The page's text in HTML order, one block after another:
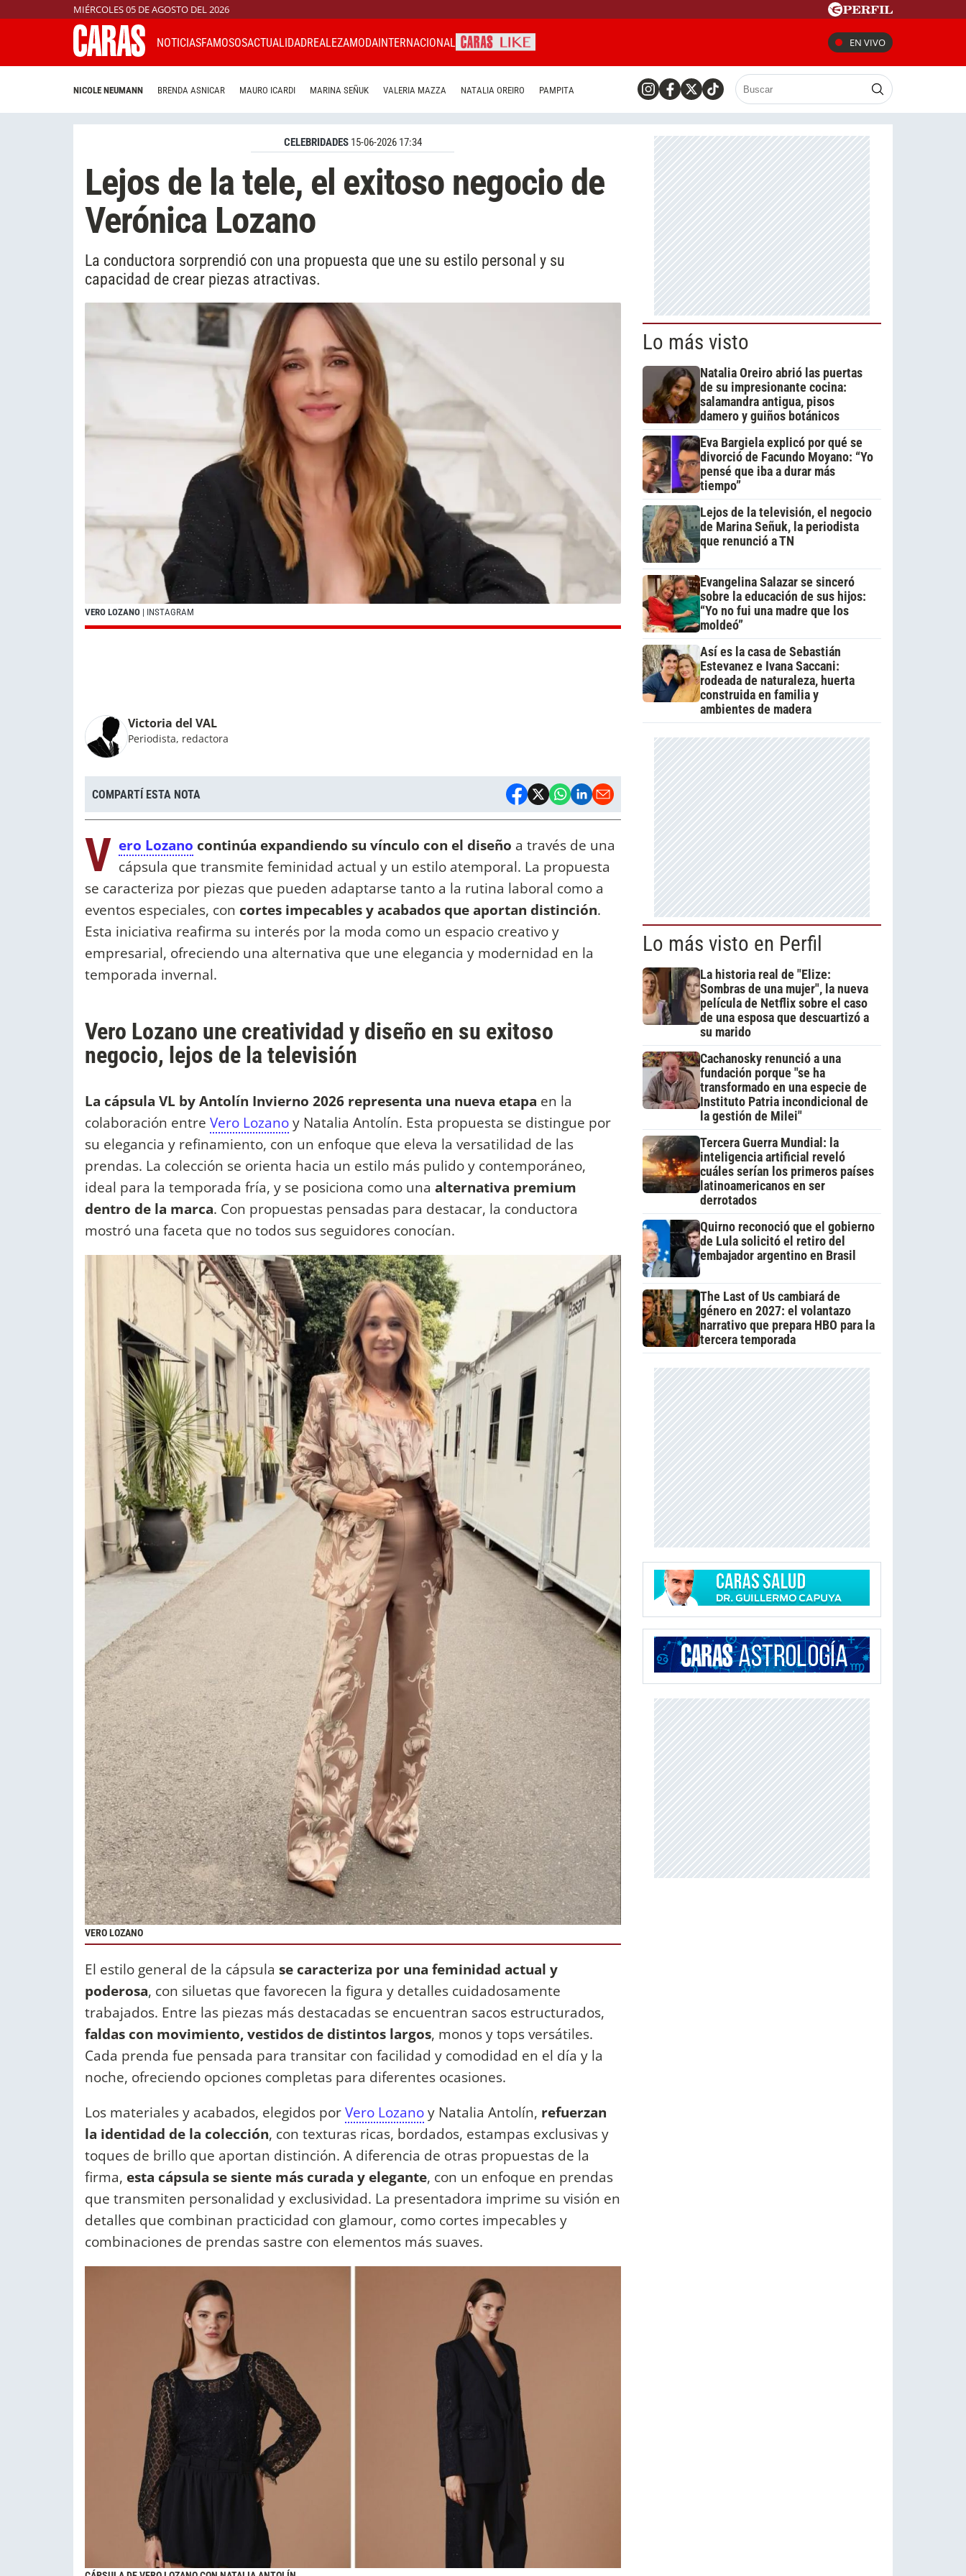
MIÉRCOLES 05 DE AGOSTO DEL 2026
NOTICIASFAMOSOSACTUALIDADREALEZAMODAINTERNACIONAL EN VIVO
NICOLE NEUMANN BRENDA ASNICAR MAURO ICARDI MARINA SEÑUK VALERIA MAZZA NATALIA OREIRO PAMPITA
CELEBRIDADES 15-06-2026 17:34
Lejos de la tele, el exitoso negocio de
Verónica Lozano
La conductora sorprendió con una propuesta que une su estilo personal y su
capacidad de crear piezas atractivas.
VERO LOZANO | INSTAGRAM
Victoria del VAL
Periodista, redactora
COMPARTÍ ESTA NOTA
V ero Lozano continúa expandiendo su vínculo con el diseño a través de una
cápsula que transmite feminidad actual y un estilo atemporal. La propuesta
se caracteriza por piezas que pueden adaptarse tanto a la rutina laboral como a
eventos especiales, con cortes impecables y acabados que aportan distinción.
Esta iniciativa reafirma su interés por la moda como un espacio creativo y
empresarial, ofreciendo una alternativa que une elegancia y modernidad en la
temporada invernal.
Vero Lozano une creatividad y diseño en su exitoso
negocio, lejos de la televisión
La cápsula VL by Antolín Invierno 2026 representa una nueva etapa en la
colaboración entre Vero Lozanoy Natalia Antolín. Esta propuesta se distingue por
su elegancia y refinamiento, con un enfoque que eleva la versatilidad de las
prendas. La colección se orienta hacia un estilo más pulido y contemporáneo,
ideal para la temporada fría, y se posiciona como una alternativa premium
dentro de la marca. Con propuestas pensadas para destacar, la conductora
mostró una faceta que no todos sus seguidores conocían.
VERO LOZANO
El estilo general de la cápsula se caracteriza por una feminidad actual y
poderosa, con siluetas que favorecen la figura y detalles cuidadosamente
trabajados. Entre las piezas más destacadas se encuentran sacos estructurados,
faldas con movimiento, vestidos de distintos largos, monos y tops versátiles.
Cada prenda fue pensada para transitar con facilidad y comodidad en el día y la
noche, ofreciendo opciones completas para diferentes ocasiones.
Los materiales y acabados, elegidos porVero Lozanoy Natalia Antolín, refuerzan
la identidad de la colección, con texturas ricas, bordados, estampas exclusivas y
toques de brillo que aportan distinción. A diferencia de otras propuestas de la
firma, esta cápsula se siente más curada y elegante, con un enfoque en prendas
que transmiten personalidad y exclusividad. La presentadora imprime su visión en
detalles que combinan practicidad con glamour, como cortes impecables y
combinaciones de prendas sastre con elementos más suaves.
Lo más visto
Natalia Oreiro abrió las puertas
de su impresionante cocina:
salamandra antigua, pisos
damero y guiños botánicos
Eva Bargiela explicó por qué se
divorció de Facundo Moyano: “Yo
pensé que iba a durar más
tiempo”
Lejos de la televisión, el negocio
de Marina Señuk, la periodista
que renunció a TN
Evangelina Salazar se sinceró
sobre la educación de sus hijos:
“Yo no fui una madre que los
moldeó”
Así es la casa de Sebastián
Estevanez e Ivana Saccani:
rodeada de naturaleza, huerta
construida en familia y
ambientes de madera
Lo más visto en Perfil
La historia real de "Elize:
Sombras de una mujer", la nueva
película de Netflix sobre el caso
de una esposa que descuartizó a
su marido
Cachanosky renunció a una
fundación porque "se ha
transformado en una especie de
Instituto Patria incondicional de
la gestión de Milei"
Tercera Guerra Mundial: la
inteligencia artificial reveló
cuáles serían los primeros países
latinoamericanos en ser
derrotados
Quirno reconoció que el gobierno
de Lula solicitó el retiro del
embajador argentino en Brasil
The Last of Us cambiará de
género en 2027: el volantazo
narrativo que prepara HBO para la
tercera temporada